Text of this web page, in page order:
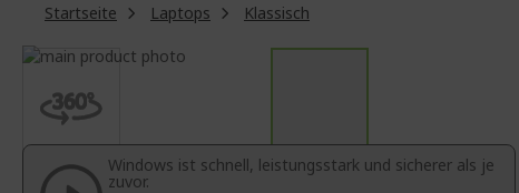
Startseite Laptops
Klassisch
Zum
der
Bildgalerie
springen
Anfang
der
Bildgalerie
springen
Windows ist schnell, leistungsstark und sicherer als je
zuvor.